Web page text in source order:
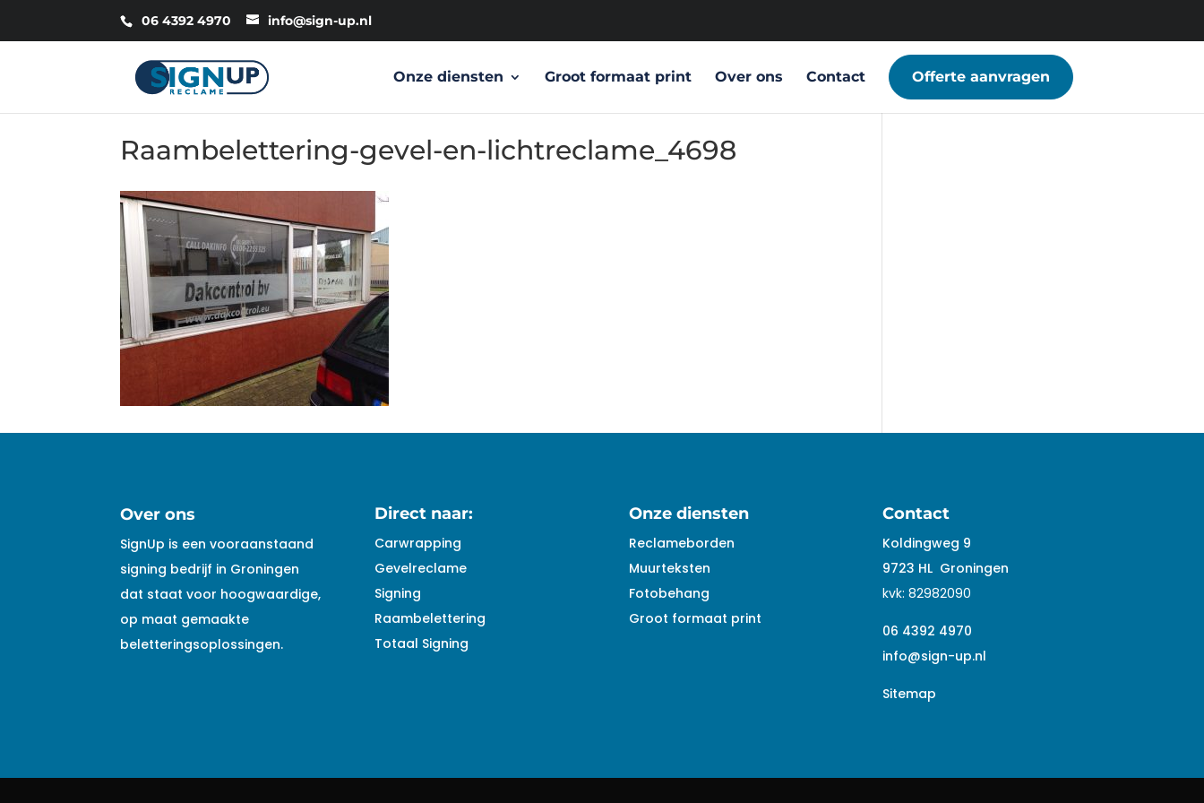
06 4392 4970 info@sign-up.nl
Onze diensten Groot formaat print Over ons Contact Offerte aanvragen
Raambelettering-gevel-en-lichtreclame_4698
Over ons
SignUp is een vooraanstaand
signing bedrijf in Groningen
dat staat voor hoogwaardige,
op maat gemaakte
beletteringsoplossingen.
Direct naar:
Carwrapping
Gevelreclame
Signing
Raambelettering
Totaal Signing
Onze diensten
Reclameborden
Muurteksten
Fotobehang
Groot formaat print
Contact
Koldingweg 9
9723 HL Groningen
kvk:82982090
06 4392 4970
info@sign-up.nl
Sitemap